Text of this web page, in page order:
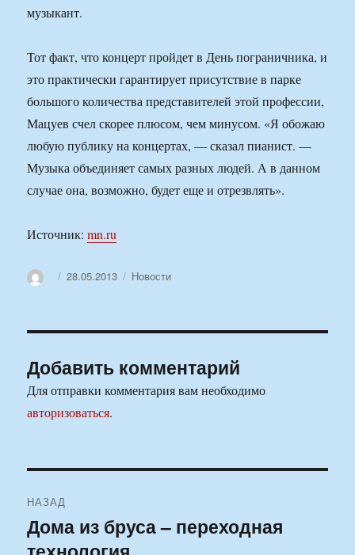
музыкант.
Тот факт, что концерт пройдет в День пограничника, и
это практически гарантирует присутствие в парке
большого количества представителей этой профессии,
Мацуев счел скорее плюсом, чем минусом. «Я обожаю
любую публику на концертах, — сказал пианист. —
Музыка объединяет самых разных людей. А в данном
случае она, возможно, будет еще и отрезвлять».
Источник:mn.ru
АвторОпубликовано
28.05.2013 Рубрики
Новости
Добавить комментарий
Для отправки комментария вам необходимо
авторизоваться.
по
НАЗАД
Предыдущая
запись:
Дома из бруса – переходная